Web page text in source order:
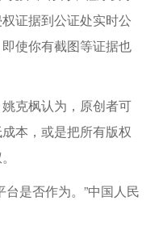
证据到公证处实时公
使你有截图等证据也
克枫认为，原创者可
本，或是把所有版权
是否作为。”中国人民